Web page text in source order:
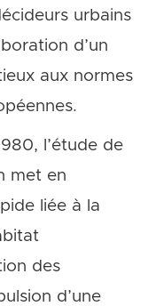
urbains
d’un
aux normes
l’étude de
met en
liée à la
des
d’une